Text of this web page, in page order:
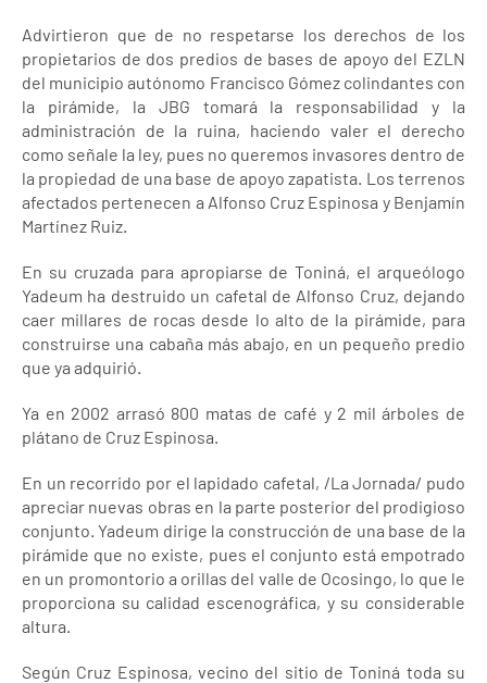
Advirtieron que de no respetarse los derechos de los
propietarios de dos predios de bases de apoyo del EZLN
del municipio autónomo Francisco Gómez colindantes con
la pirámide, la JBG tomará la responsabilidad y la
administración de la ruina, haciendo valer el derecho
como señale la ley, pues no queremos invasores dentro de
la propiedad de una base de apoyo zapatista. Los terrenos
afectados pertenecen a Alfonso Cruz Espinosa y Benjamín
Martínez Ruiz.
En su cruzada para apropiarse de Toniná, el arqueólogo
Yadeum ha destruido un cafetal de Alfonso Cruz, dejando
caer millares de rocas desde lo alto de la pirámide, para
construirse una cabaña más abajo, en un pequeño predio
que ya adquirió.
Ya en 2002 arrasó 800 matas de café y 2 mil árboles de
plátano de Cruz Espinosa.
En un recorrido por el lapidado cafetal, /La Jornada/ pudo
apreciar nuevas obras en la parte posterior del prodigioso
conjunto. Yadeum dirige la construcción de una base de la
pirámide que no existe, pues el conjunto está empotrado
en un promontorio a orillas del valle de Ocosingo, lo que le
proporciona su calidad escenográfica, y su considerable
altura.
Según Cruz Espinosa, vecino del sitio de Toniná toda su